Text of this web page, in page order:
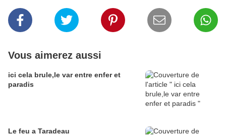
Vous aimerez aussi
ici cela brule,le var entre enfer et
paradis
Le feu a Taradeau